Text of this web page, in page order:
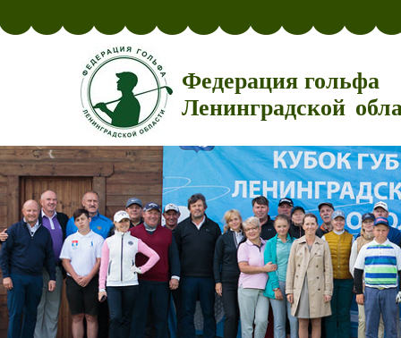
Федерация гольфа
Ленинградской